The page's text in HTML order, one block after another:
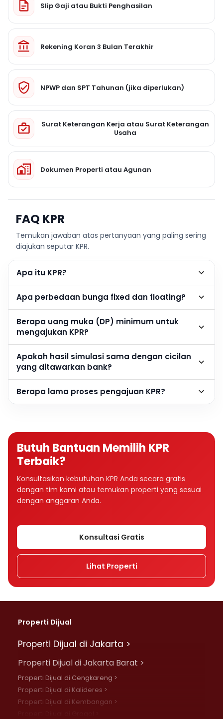
Slip Gaji atau Bukti Penghasilan
Rekening Koran 3 Bulan Terakhir
NPWP dan SPT Tahunan (jika diperlukan)
Surat Keterangan Kerja atau Surat Keterangan
Usaha
Dokumen Properti atau Agunan
FAQ KPR
Temukan jawaban atas pertanyaan yang paling sering
diajukan seputar KPR.
Apa itu KPR?
Apa perbedaan bunga fixed dan floating?
Berapa uang muka (DP) minimum untuk
mengajukan KPR?
Apakah hasil simulasi sama dengan cicilan
yang ditawarkan bank?
Berapa lama proses pengajuan KPR?
Butuh Bantuan Memilih KPR
Terbaik?
Konsultasikan kebutuhan KPR Anda secara gratis
dengan tim kami atau temukan properti yang sesuai
dengan anggaran Anda.
Konsultasi Gratis
Lihat Properti
Properti Dijual
Properti Dijual di Jakarta >
Properti Dijual di Jakarta Barat >
Properti Dijual di Cengkareng >
Properti Dijual di Kalideres >
Properti Dijual di Kembangan >